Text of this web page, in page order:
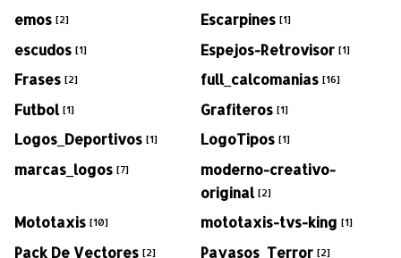
emos [2] Escarpines [1]
escudos [1] Espejos-Retrovisor [1]
Frases [2] full_calcomanias [16]
Futbol [1] Grafiteros [1]
Logos_Deportivos [1] LogoTipos [1]
marcas_logos [7]
moderno-creativo-
original [2]
Mototaxis [10] mototaxis-tvs-king [1]
Pack De Vectores [2] Payasos_Terror [2]